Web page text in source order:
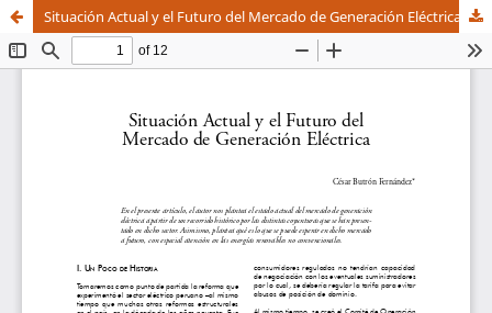
Situación Actual y el Futuro del Mercado de Generación Eléctrica